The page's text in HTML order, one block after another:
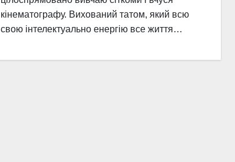
кінематографу. Вихований татом, який всю
свою інтелектуально енергію все життя…